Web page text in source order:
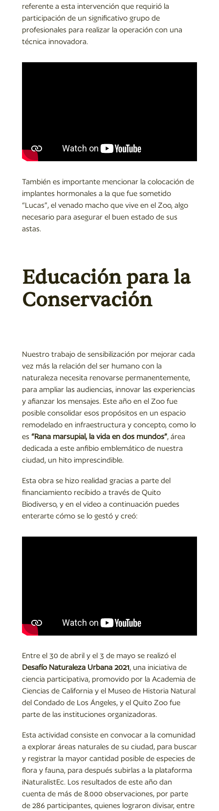
referente a esta intervención que requirió la
participación de un significativo grupo de
profesionales para realizar la operación con una
técnica innovadora.
También es importante mencionar la colocación de
implantes hormonales a la que fue sometido
“Lucas”, el venado macho que vive en el Zoo, algo
necesario para asegurar el buen estado de sus
astas.
Educación para la
Conservación
Nuestro trabajo de sensibilización por mejorar cada
vez más la relación del ser humano con la
naturaleza necesita renovarse permanentemente,
para ampliar las audiencias, innovar las experiencias
y afianzar los mensajes. Este año en el Zoo fue
posible consolidar esos propósitos en un espacio
remodelado en infraestructura y concepto, como lo
es “Rana marsupial, la vida en dos mundos”, área
dedicada a este anfibio emblemático de nuestra
ciudad, un hito imprescindible.
Esta obra se hizo realidad gracias a parte del
financiamiento recibido a través de Quito
Biodiverso, y en el video a continuación puedes
enterarte cómo se lo gestó y creó:
Entre el 30 de abril y el 3 de mayo se realizó el
Desafío Naturaleza Urbana 2021, una iniciativa de
ciencia participativa, promovido por la Academia de
Ciencias de California y el Museo de Historia Natural
del Condado de Los Ángeles, y el Quito Zoo fue
parte de las instituciones organizadoras.
Esta actividad consiste en convocar a la comunidad
a explorar áreas naturales de su ciudad, para buscar
y registrar la mayor cantidad posible de especies de
flora y fauna, para después subirlas a la plataforma
iNaturalistEc. Los resultados de este año dan
cuenta de más de 8.000 observaciones, por parte
de 286 participantes, quienes lograron divisar, entre